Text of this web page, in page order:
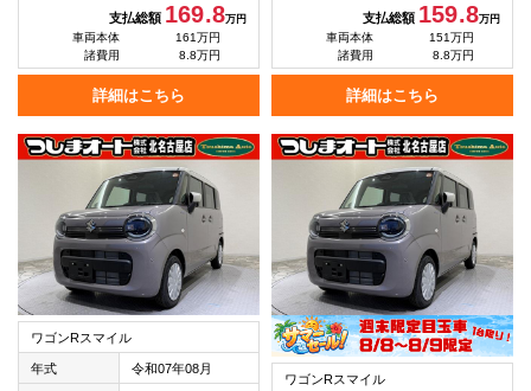
支払総額 169.8万円
車両本体
161万円
諸費用
8.8万円
詳細はこちら
支払総額 159.8万円
車両本体
151万円
諸費用
8.8万円
詳細はこちら
ワゴンRスマイル
年式 令和07年08月
ワゴンRスマイル